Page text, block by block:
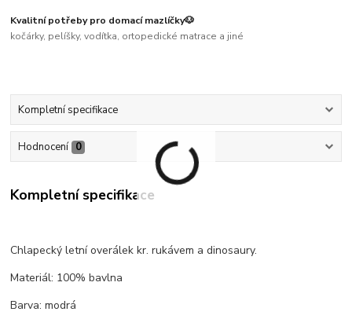
Kvalitní potřeby pro domací mazlíčky🐶
kočárky, pelíšky, vodítka, ortopedické matrace a jiné
Kompletní specifikace
Hodnocení 0
Kompletní specifikace
Chlapecký letní overálek kr. rukávem a dinosaury.
Materiál: 100% bavlna
Barva: modrá